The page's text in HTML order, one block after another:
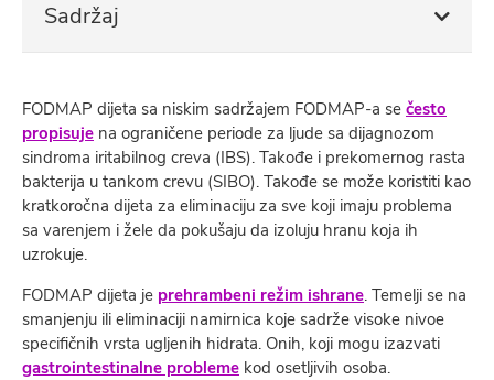
Sadržaj
FODMAP dijeta sa niskim sadržajem FODMAP-a se često
propisuje na ograničene periode za ljude sa dijagnozom
sindroma iritabilnog creva (IBS). Takođe i prekomernog rasta
bakterija u tankom crevu (SIBO). Takođe se može koristiti kao
kratkoročna dijeta za eliminaciju za sve koji imaju problema
sa varenjem i žele da pokušaju da izoluju hranu koja ih
uzrokuje.
FODMAP dijeta je prehrambeni režim ishrane. Temelji se na
smanjenju ili eliminaciji namirnica koje sadrže visoke nivoe
specifičnih vrsta ugljenih hidrata. Onih, koji mogu izazvati
gastrointestinalne probleme kod osetljivih osoba.